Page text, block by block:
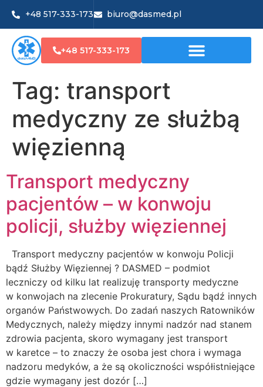
+48 517-333-173 biuro@dasmed.pl
+48 517-333-173
Tag: transport
medyczny ze służbą
więzienną
Transport medyczny
pacjentów – w konwoju
policji, służby więziennej
Transport medyczny pacjentów w konwoju Policji
bądź Służby Więziennej ? DASMED – podmiot
leczniczy od kilku lat realizuję transporty medyczne
w konwojach na zlecenie Prokuratury, Sądu bądź innych
organów Państwowych. Do zadań naszych Ratowników
Medycznych, należy między innymi nadzór nad stanem
zdrowia pacjenta, skoro wymagany jest transport
w karetce – to znaczy że osoba jest chora i wymaga
nadzoru medyków, a że są okoliczności współistniejące
gdzie wymagany jest dozór […]